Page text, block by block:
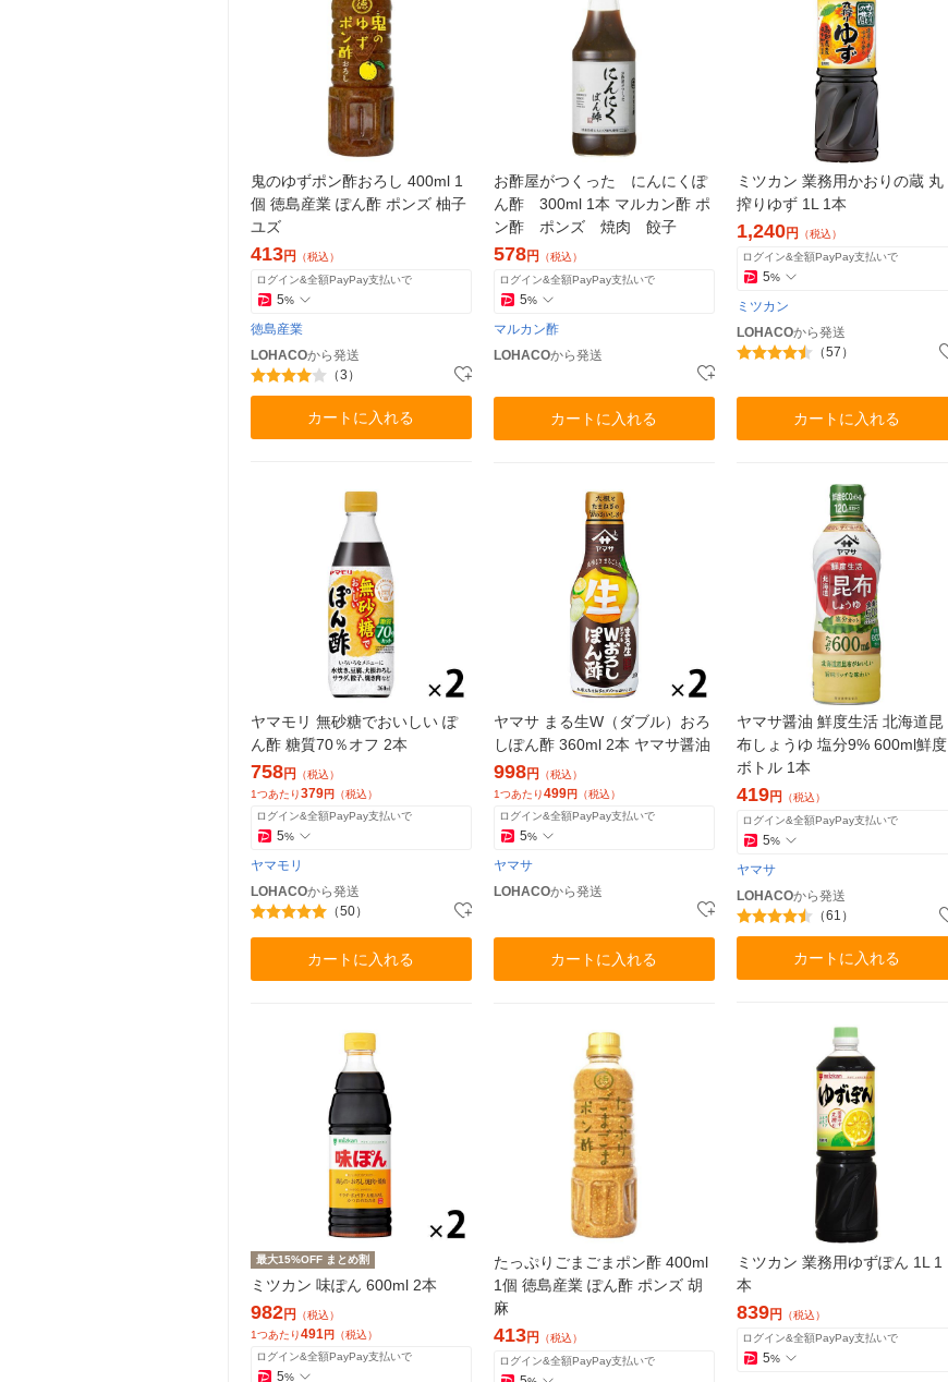
鬼のゆずポン酢おろし 400ml 1
個 徳島産業 ぽん酢 ポンズ 柚子
ユズ
413円
（税込）
ログイン&全額PayPay支払いで
5%
徳島産業
LOHACOから発送
（3）
カートに入れる
お酢屋がつくった にんにくぽ
ん酢 300ml 1本 マルカン酢 ポ
ン酢 ポンズ 焼肉 餃子
578円
（税込）
ログイン&全額PayPay支払いで
5%
マルカン酢
LOHACOから発送
カートに入れる
ミツカン 業務用かおりの蔵 丸
搾りゆず 1L 1本
1,240円
（税込）
ログイン&全額PayPay支払いで
5%
ミツカン
LOHACOから発送
（57）
カートに入れる
ヤマモリ 無砂糖でおいしい ぽ
ん酢 糖質70％オフ 2本
758円
（税込）
1つあたり379円 （税込）
ログイン&全額PayPay支払いで
5%
ヤマモリ
LOHACOから発送
（50）
カートに入れる
ヤマサ まる生W（ダブル）おろ
しぽん酢 360ml 2本 ヤマサ醤油
998円
（税込）
1つあたり499円 （税込）
ログイン&全額PayPay支払いで
5%
ヤマサ
LOHACOから発送
カートに入れる
ヤマサ醤油 鮮度生活 北海道昆
布しょうゆ 塩分9% 600ml鮮度
ボトル 1本
419円
（税込）
ログイン&全額PayPay支払いで
5%
ヤマサ
LOHACOから発送
（61）
カートに入れる
最大15%OFF まとめ割
ミツカン 味ぽん 600ml 2本
982円 （税込）
1つあたり491 円 （税込）
ログイン&全額PayPay支払いで
5%
たっぷりごまごまポン酢 400ml
1個 徳島産業 ぽん酢 ポンズ 胡
麻
413円 （税込）
ログイン&全額PayPay支払いで
ミツカン 業務用ゆずぽん 1L 1
本
839円 （税込）
ログイン&全額PayPay支払いで
5%